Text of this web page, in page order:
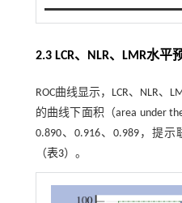
2.3 LCR、NLR、LMR水
ROC曲线显示，LCR、NLR、
的曲线下面积（area under
0.890、0.916、0.989，提
（表3）。